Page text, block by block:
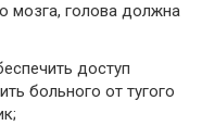
мозга, голова должна
доступ
больного от тугого